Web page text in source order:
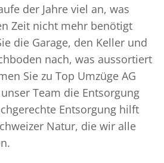
der Jahre viel an, was
Zeit nicht mehr benötigt
die Garage, den Keller und
nach, was aussortiert
Sie zu Top Umzüge AG
Team die Entsorgung
Entsorgung hilft
Natur, die wir alle